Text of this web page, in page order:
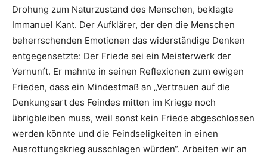
Drohung zum Naturzustand des Menschen, beklagte
Immanuel Kant. Der Aufklärer, der den die Menschen
beherrschenden Emotionen das widerständige Denken
entgegensetzte: Der Friede sei ein Meisterwerk der
Vernunft. Er mahnte in seinen Reflexionen zum ewigen
Frieden, dass ein Mindestmaß an „Vertrauen auf die
Denkungsart des Feindes mitten im Kriege noch
übrigbleiben muss, weil sonst kein Friede abgeschlossen
werden könnte und die Feindseligkeiten in einen
Ausrottungskrieg ausschlagen würden“. Arbeiten wir an